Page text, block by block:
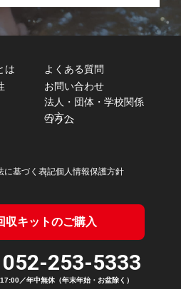
は
よくある質問
お問い合わせ
法人・団体・学校関係
の方へ
コラム
に基づく表記個人情報保護方針
収キットのご購入
052-253-5333
／年中無休（年末年始・お盆除く）